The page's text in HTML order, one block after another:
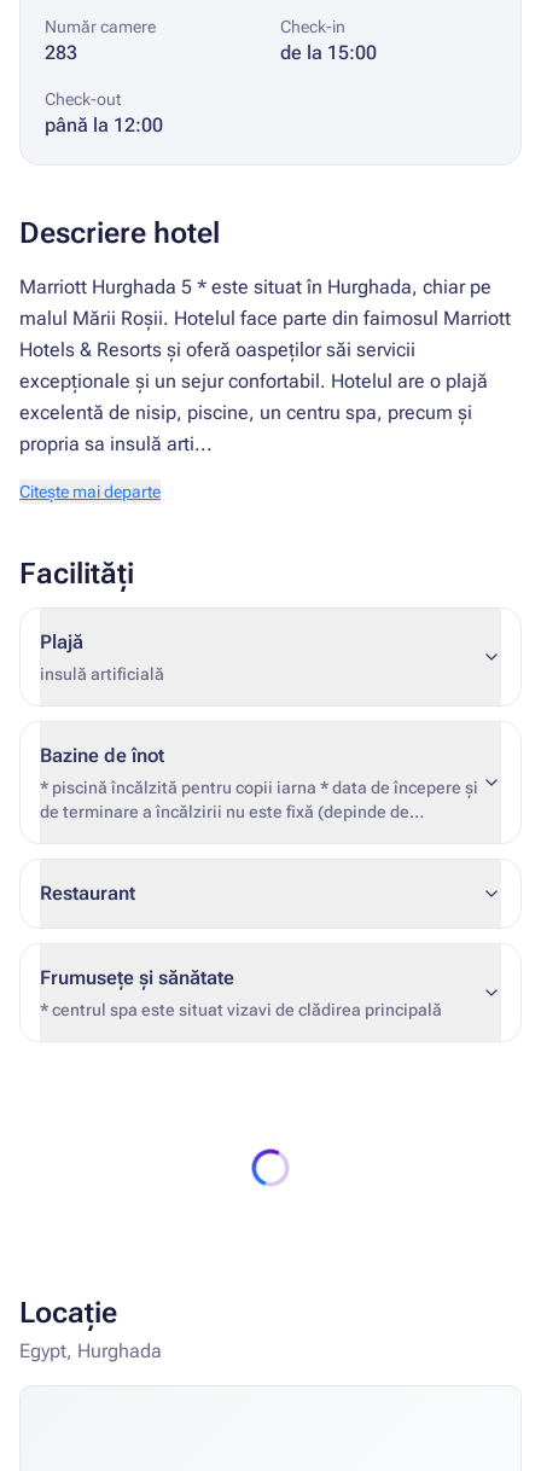
Număr camere
283
Check-in
de la 15:00
Check-out
până la 12:00
Descriere hotel
Marriott Hurghada 5 * este situat în Hurghada, chiar pe
malul Mării Roșii. Hotelul face parte din faimosul Marriott
Hotels & Resorts și oferă oaspeților săi servicii
excepționale și un sejur confortabil. Hotelul are o plajă
excelentă de nisip, piscine, un centru spa, precum și
propria sa insulă arti...
Citește mai departe
Facilități
Plajă
insulă artificială
Bazine de înot
* piscină încălzită pentru copii iarna * data de începere și
de terminare a încălzirii nu este fixă (depinde de
Restaurant
Frumusețe și sănătate
* centrul spa este situat vizavi de clădirea principală
Locație
Egypt, Hurghada